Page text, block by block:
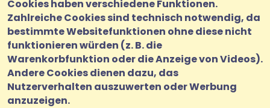
Cookies haben verschiedene Funktionen.
Zahlreiche Cookies sind technisch notwendig, da
bestimmte Websitefunktionen ohne diese nicht
funktionieren würden (z. B. die
Warenkorbfunktion oder die Anzeige von Videos).
Andere Cookies dienen dazu, das
Nutzerverhalten auszuwerten oder Werbung
anzuzeigen.